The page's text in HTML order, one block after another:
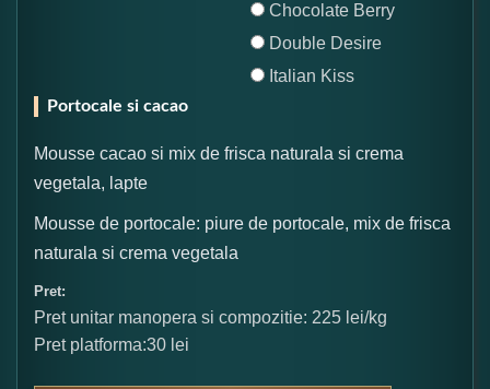
Chocolate Berry
Double Desire
Italian Kiss
Portocale si cacao
Mousse cacao si mix de frisca naturala si crema
vegetala, lapte
Mousse de portocale: piure de portocale, mix de frisca
naturala si crema vegetala
Pret:
Pret unitar manopera si compozitie: 225 lei/kg
Pret platforma:30 lei